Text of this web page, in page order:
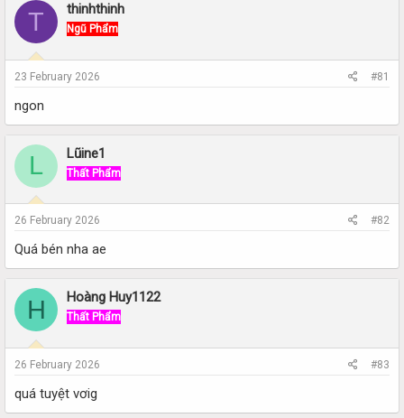
a
d
t
a
t
e
t
d
t
e
T thinhthinh
Ngũ Phẩm
23 February 2026 #81
ngon
L Lũine1
Thất Phẩm
26 February 2026 #82
Quá bén nha ae
H Hoàng Huy1122
Thất Phẩm
26 February 2026 #83
quá tuyệt vơig